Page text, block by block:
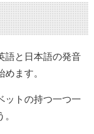
語と日本語の発音
ます。
ットの持つ一つ一